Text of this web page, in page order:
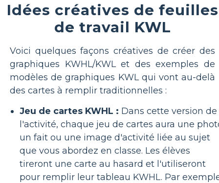
Idées créatives de feuilles
de travail KWL
Voici quelques façons créatives de créer des
graphiques KWHL/KWL et des exemples de
modèles de graphiques KWL qui vont au-delà
des cartes à remplir traditionnelles :
Jeu de cartes KWHL : Dans cette version de
l'activité, chaque jeu de cartes aura une
un fait ou une image d'activité liée au sujet
que vous abordez en classe. Les élèves
tireront une carte au hasard et l'utiliseront
pour remplir leur tableau KWHL. Par